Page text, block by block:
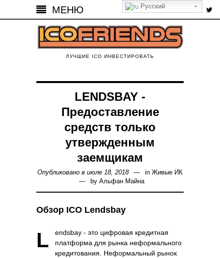
МЕНЮ
ЛУЧШИЕ ICO ИНВЕСТИРОВАТЬ
LENDSBAY -
Предоставление
средств только
утвержденным
заемщикам
Опубликовано в июле 18, 2018 in Живые ИК
by Альфан Майна
Обзор ICO Lendsbay
Lendsbay - это цифровая кредитная
платформа для рынка неформального
кредитования. Неформальный рынок
Русский